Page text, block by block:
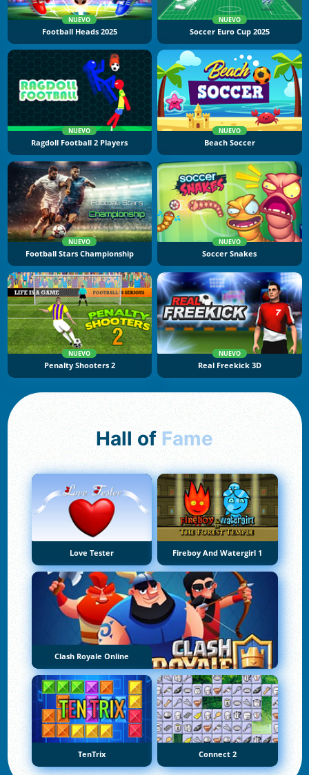
NUEVO
Football Heads 2025
NUEVO
Soccer Euro Cup 2025
NUEVO
Ragdoll Football 2 Players
NUEVO
Beach Soccer
NUEVO
Football Stars Championship
NUEVO
Soccer Snakes
NUEVO
Penalty Shooters 2
NUEVO
Real Freekick 3D
Hall of Fame
Love Tester Fireboy And Watergirl 1
Clash Royale Online
TenTrix Connect 2